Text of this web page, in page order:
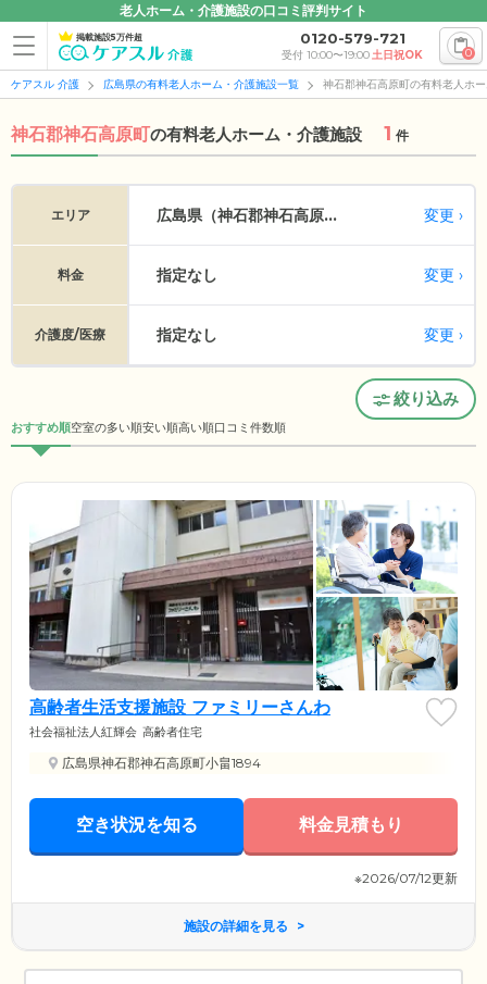
老人ホーム・介護施設の口コミ評判サイト
掲載施設5万件超 0120-579-721
受付 10:00〜19:00土日祝OK 0
ケアスル 介護 広島県の有料老人ホーム・介護施設一覧 神石郡神石高原町の有料老人ホ
神石郡神石高原町の有料老人ホーム・介護施設 1 件
エリア 広島県（神石郡神石高原... 変更
料金 指定なし 変更
介護度/医療 指定なし 変更
絞り込み
おすすめ順空室の多い順安い順高い順口コミ件数順
高齢者生活支援施設 ファミリーさんわ
社会福祉法人紅輝会 高齢者住宅
広島県神石郡神石高原町小畠1894
空き状況を知る 料金見積もり
※2026/07/12更新
施設の詳細を見る